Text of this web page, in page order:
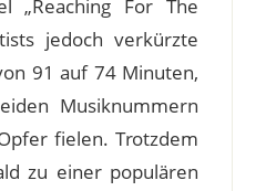
„Reaching For The
jedoch verkürzte
91 auf 74 Minuten,
Musiknummern
fielen. Trotzdem
zu einer populären